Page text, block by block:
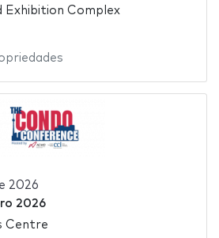
Exhibition Complex
2026
2026
Centre